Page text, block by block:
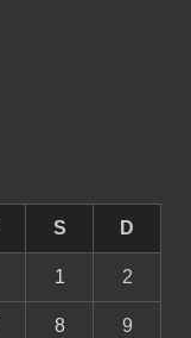
S D
1 2
8 9